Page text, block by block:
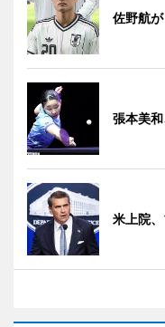
佐野航
張本美
米上院